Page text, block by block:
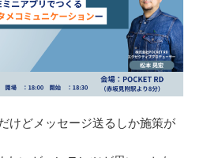
けどメッセージ送るしか施策が